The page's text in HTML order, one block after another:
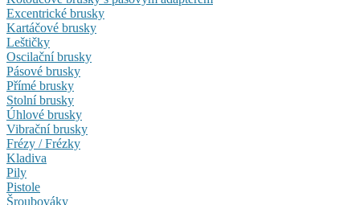
Excentrické brusky
Kartáčové brusky
Leštičky
Oscilační brusky
Pásové brusky
Přímé brusky
Stolní brusky
Úhlové brusky
Vibrační brusky
Frézy / Frézky
Kladiva
Pily
Pistole
Šroubováky